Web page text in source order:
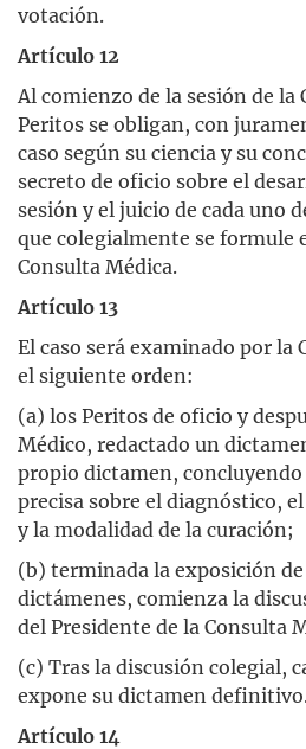
votación.
Artículo 12
Al comienzo de la sesión de la
Peritos se obligan, con
caso según su ciencia y su
secreto de oficio sobre el
sesión y el juicio de cada uno
que colegialmente se formule
Consulta Médica.
Artículo 13
El caso será examinado por la
el siguiente orden:
(a) los Peritos de oficio y
Médico, redactado un
propio dictamen, concluyendo
precisa sobre el diagnóstico,
y la modalidad de la curación;
(b) terminada la exposición de
dictámenes, comienza la
del Presidente de la Consulta
(c) Tras la discusión colegial,
expone su dictamen
Artículo 14